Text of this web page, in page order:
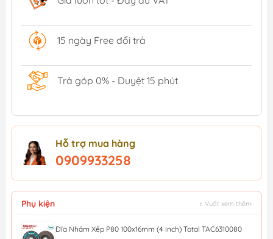
15 ngày Free đổi trả
Trả góp 0% - Duyệt 15 phút
Hỗ trợ mua hàng
0909933258
Phụ kiện ↕ Vuốt xem thêm
Đĩa Nhám Xếp P80 100x16mm (4 inch) Total TAC6310080